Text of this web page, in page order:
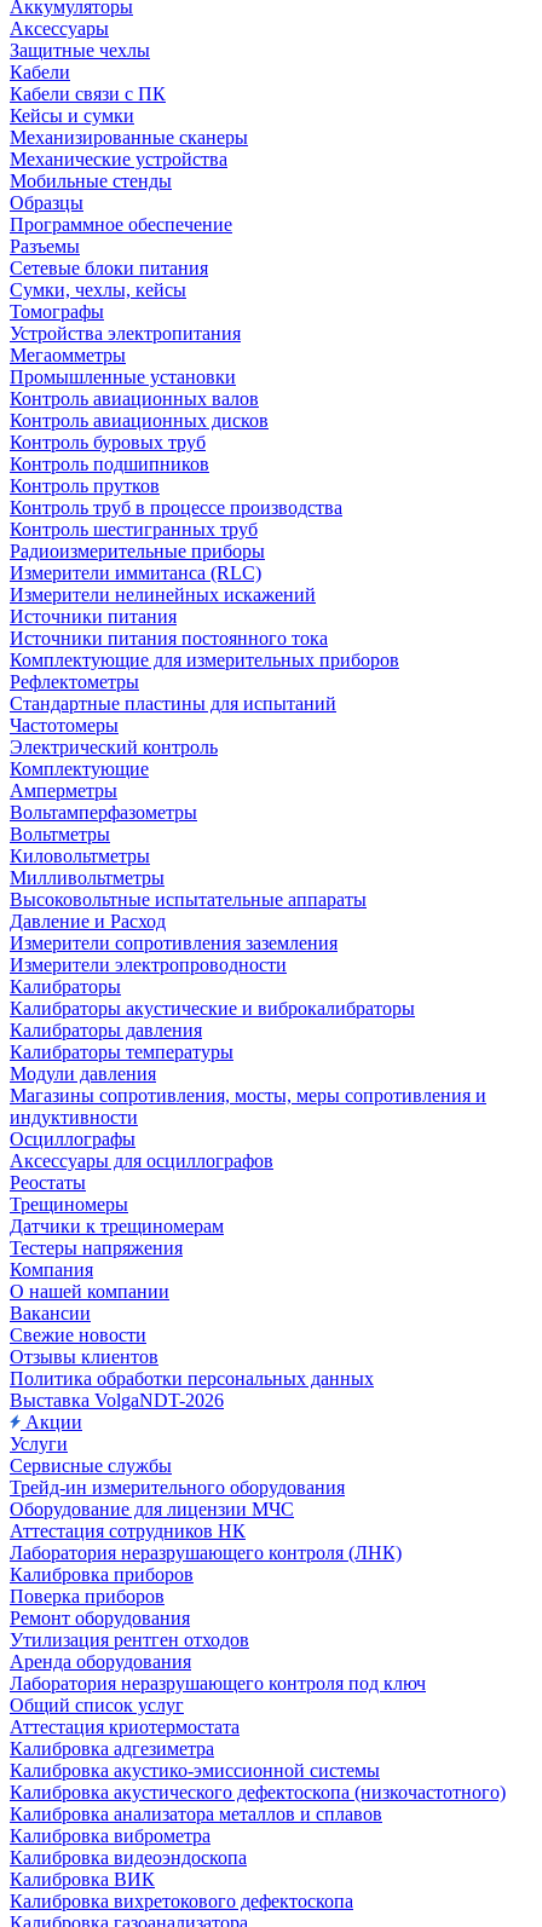
Аккумуляторы
Аксессуары
Защитные чехлы
Кабели
Кабели связи с ПК
Кейсы и сумки
Механизированные сканеры
Механические устройства
Мобильные стенды
Образцы
Программное обеспечение
Разъемы
Сетевые блоки питания
Сумки, чехлы, кейсы
Томографы
Устройства электропитания
Мегаомметры
Промышленные установки
Контроль авиационных валов
Контроль авиационных дисков
Контроль буровых труб
Контроль подшипников
Контроль прутков
Контроль труб в процессе производства
Контроль шестигранных труб
Радиоизмерительные приборы
Измерители иммитанса (RLC)
Измерители нелинейных искажений
Источники питания
Источники питания постоянного тока
Комплектующие для измерительных приборов
Рефлектометры
Стандартные пластины для испытаний
Частотомеры
Электрический контроль
Комплектующие
Амперметры
Вольтамперфазометры
Вольтметры
Киловольтметры
Милливольтметры
Высоковольтные испытательные аппараты
Давление и Расход
Измерители сопротивления заземления
Измерители электропроводности
Калибраторы
Калибраторы акустические и виброкалибраторы
Калибраторы давления
Калибраторы температуры
Модули давления
Магазины сопротивления, мосты, меры сопротивления и
индуктивности
Осциллографы
Аксессуары для осциллографов
Реостаты
Трещиномеры
Датчики к трещиномерам
Тестеры напряжения
Компания
О нашей компании
Вакансии
Свежие новости
Отзывы клиентов
Политика обработки персональных данных
Выставка VolgaNDT-2026
Акции
Услуги
Сервисные службы
Трейд-ин измерительного оборудования
Оборудование для лицензии МЧС
Аттестация сотрудников НК
Лаборатория неразрушающего контроля (ЛНК)
Калибровка приборов
Поверка приборов
Ремонт оборудования
Утилизация рентген отходов
Аренда оборудования
Лаборатория неразрушающего контроля под ключ
Общий список услуг
Аттестация криотермостата
Калибровка адгезиметра
Калибровка акустико-эмиссионной системы
Калибровка акустического дефектоскопа (низкочастотного)
Калибровка анализатора металлов и сплавов
Калибровка виброметра
Калибровка видеоэндоскопа
Калибровка ВИК
Калибровка вихретокового дефектоскопа
Калибровка газоанализатора